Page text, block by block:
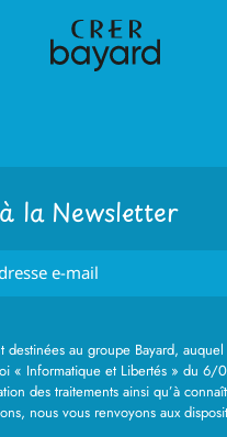
la Newsletter
destinées au groupe Bayard,
« Informatique et Libertés » du 6/
des traitements ainsi qu’à
nous vous renvoyons aux